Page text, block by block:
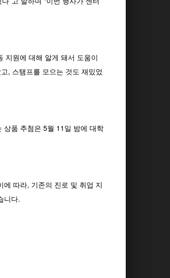
지원에 대해 알게 돼서 도움이
, 스탬프를 모으는 것도 재밌었
상품 추첨은 5월 11일 밤에 대학
따라, 기존의 진로 및 취업 지
니다.